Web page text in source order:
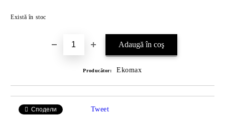
Există în stoc
Producător: Ekomax
Сподели Tweet